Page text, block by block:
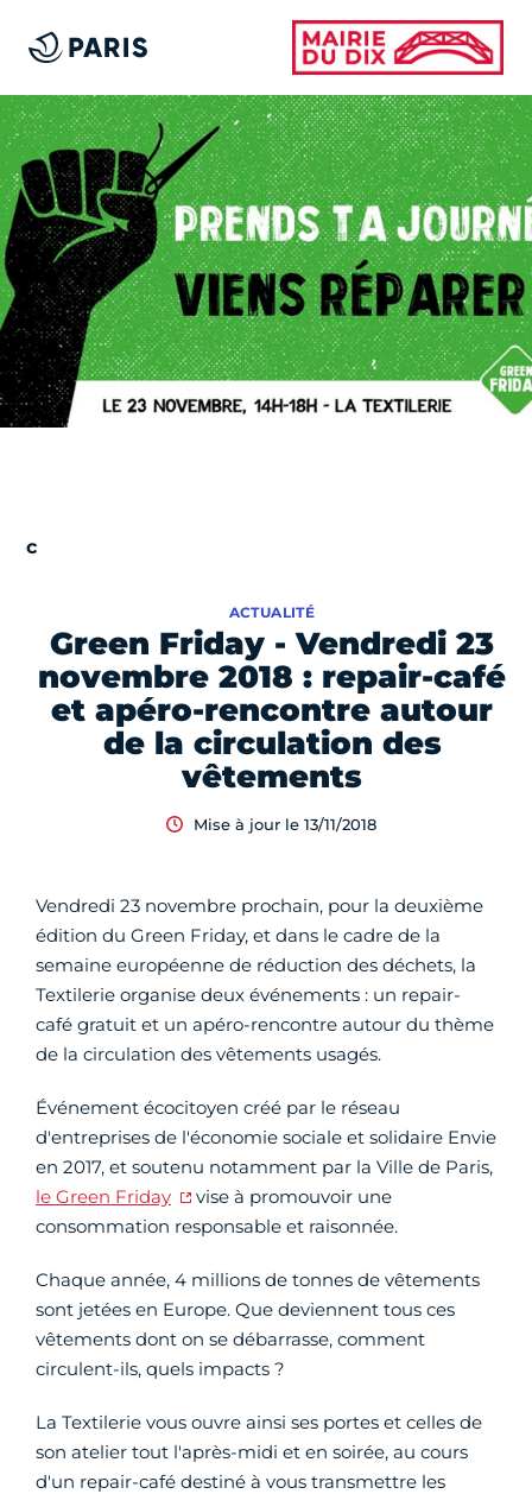
Green Friday - Vendredi 23
novembre 2018 : repair-café
et apéro-rencontre autour
de la circulation des
vêtements
ACTUALITÉ
Mise à jour le 13/11/2018
Vendredi 23 novembre prochain, pour la deuxième
édition du Green Friday, et dans le cadre de la
semaine européenne de réduction des déchets, la
Textilerie organise deux événements : un repair-
café gratuit et un apéro-rencontre autour du thème
de la circulation des vêtements usagés.
Événement écocitoyen créé par le réseau
d'entreprises de l'économie sociale et solidaire Envie
en 2017, et soutenu notamment par la Ville de Paris,
le Green Friday
vise à promouvoir une
consommation responsable et raisonnée.
Chaque année, 4 millions de tonnes de vêtements
sont jetées en Europe. Que deviennent tous ces
vêtements dont on se débarrasse, comment
circulent-ils, quels impacts ?
La Textilerie vous ouvre ainsi ses portes et celles de
son atelier tout l'après-midi et en soirée, au cours
d'un repair-café destiné à vous transmettre les